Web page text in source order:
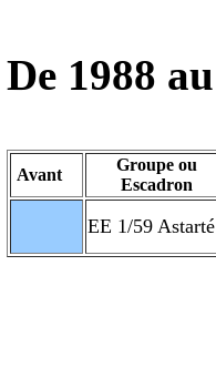
De 1988 au
Avant
Groupe ou
Escadron
EE 1/59 Astarté